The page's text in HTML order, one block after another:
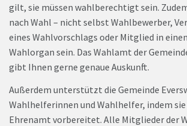
gilt, sie müssen wahlberechtigt sein.
nach Wahl – nicht selbst Wahlbewerber,
eines Wahlvorschlags oder Mitglied in
Wahlorgan sein. Das Wahlamt der
gibt Ihnen gerne genaue Auskunft.
Außerdem unterstützt die Gemeinde
Wahlhelferinnen und Wahlhelfer, indem
Ehrenamt vorbereitet. Alle Mitglieder der